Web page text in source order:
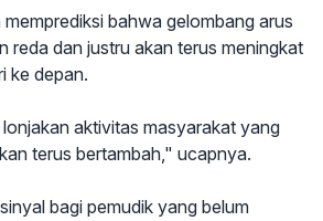
bahwa gelombang arus
reda dan justru akan terus meningkat
ke depan.
aktivitas masyarakat yang
terus bertambah," ucapnya.
bagi pemudik yang belum